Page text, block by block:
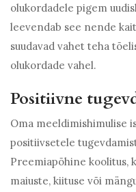
olukordadele pigem
leevendab see nende
suudavad vahet teha
olukordade vahel.
Positiivne
Oma meeldimishimulise
positiivsetele
Preemiapõhine koolitus,
maiuste, kiituse või